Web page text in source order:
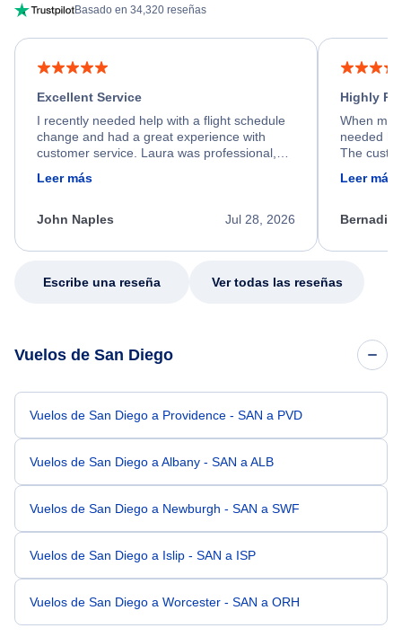
Basado en 34,320 reseñas
Excellent Service
I recently needed help with a flight schedule
change and had a great experience with
customer service. Laura was professional,
friendly, and very helpful throughout the
process. She quickly found a solution and
appreciate her excellent service.
Leer más
Jul 28, 2026
John Naples
Highly
When my
needed
The
calm,
my issue.
Leer más
Escribe una reseña Ver todas las reseñas
Vuelos de San Diego
Vuelos de San Diego a Providence - SAN a PVD
Vuelos de San Diego a Albany - SAN a ALB
Vuelos de San Diego a Newburgh - SAN a SWF
Vuelos de San Diego a Islip - SAN a ISP
Vuelos de San Diego a Worcester - SAN a ORH